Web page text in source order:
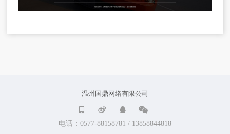
温州国鼎网络有限公司
   
电话：0577-88158781 / 13858844818